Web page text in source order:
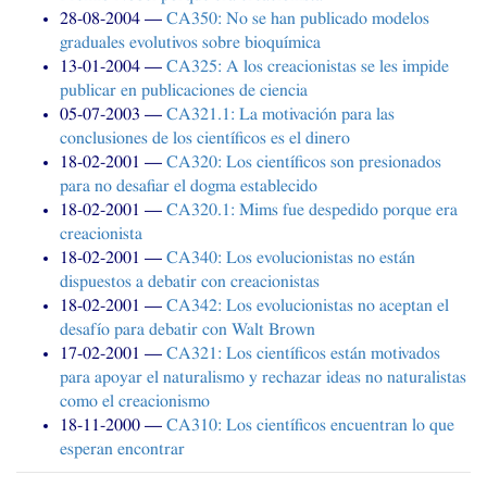
28-08-2004
CA350: No se han publicado modelos
graduales evolutivos sobre bioquímica
13-01-2004
CA325: A los creacionistas se les impide
publicar en publicaciones de ciencia
05-07-2003
CA321 .1: La motivación para las
conclusiones de los científicos es el dinero
18-02-2001
CA320: Los científicos son presionados
para no desafiar el dogma establecido
18-02-2001
CA320.1: Mims fue despedido porque era
creacionista
18-02-2001
CA340: Los evolucionistas no están
dispuestos a debatir con creacionistas
18-02-2001
CA342: Los evolucionistas no aceptan el
desafío para debatir con Walt Brown
17-02-2001
CA321 : Los científicos están motivados
para apoyar el naturalismo y rechazar ideas no naturalistas
como el creacionismo
18-11-2000
CA310: Los científicos encuentran lo que
esperan encontrar